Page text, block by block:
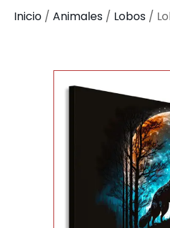
Inicio / Animales / Lobos /